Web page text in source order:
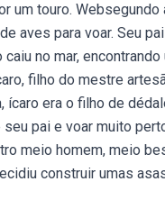
touro.
aves para voar. Seu
no mar,
filho do mestre
era o filho de
pai e voar muito
meio homem, meio
construir umas